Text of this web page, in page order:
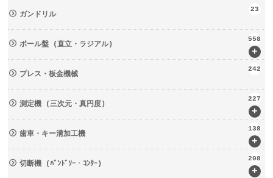
ガンドリル
23
+
ボール盤 (直立・ラジアル)
558
プレス・板金機械
242
+
測定機 (三次元・真円度)
227
+
歯車・キー溝加工機
138
+
切断機 (ﾊﾞﾝﾄﾞｿｰ・ｺﾝﾀｰ)
208